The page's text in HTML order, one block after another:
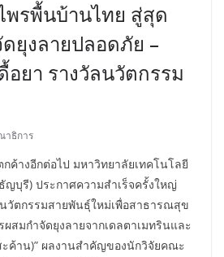
พรพื้นบ้านไทย สู่สุด
ยุงลายปลอดภัย –
ยา รางวัลนวัตกรรม
าธิการ
กค้างอีกต่อไป มหาวิทยาลัยเทคโนโลยี
บุรี) ประกาศความสำเร็จครั้งใหญ่
วัตกรรมสายพันธุ์ใหม่เพื่อสาธารณสุข
สมกำจัดยุงลายจากเดลตาเมทรินและ
ะค้าน)” ผลงานสำคัญของนักวิจัยคณะ